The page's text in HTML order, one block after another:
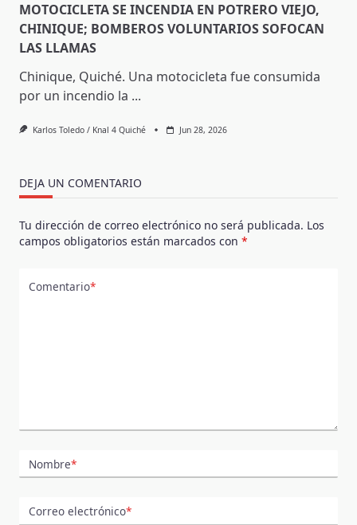
MOTOCICLETA SE INCENDIA EN POTRERO VIEJO,
CHINIQUE; BOMBEROS VOLUNTARIOS SOFOCAN
LAS LLAMAS
Chinique, Quiché. Una motocicleta fue consumida
por un incendio la ...
Karlos Toledo / Knal 4 Quiché Jun 28, 2026
DEJA UN COMENTARIO
Tu dirección de correo electrónico no será publicada. Los
campos obligatorios están marcados con *
Comentario*
Nombre*
Correo electrónico*